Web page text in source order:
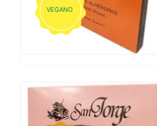
VEGANO